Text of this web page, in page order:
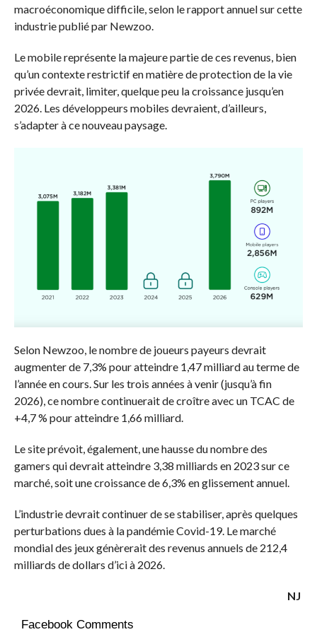
macroéconomique difficile, selon le rapport annuel sur cette
industrie publié par Newzoo.
Le mobile représente la majeure partie de ces revenus, bien
qu’un contexte restrictif en matière de protection de la vie
privée devrait, limiter, quelque peu la croissance jusqu’en
2026. Les développeurs mobiles devraient, d’ailleurs,
s’adapter à ce nouveau paysage.
Selon Newzoo, le nombre de joueurs payeurs devrait
augmenter de 7,3% pour atteindre 1,47 milliard au terme de
l’année en cours. Sur les trois années à venir (jusqu’à fin
2026), ce nombre continuerait de croître avec un TCAC de
+4,7 % pour atteindre 1,66 milliard.
Le site prévoit, également, une hausse du nombre des
gamers qui devrait atteindre 3,38 milliards en 2023 sur ce
marché, soit une croissance de 6,3% en glissement annuel.
L’industrie devrait continuer de se stabiliser, après quelques
perturbations dues à la pandémie Covid-19. Le marché
mondial des jeux génèrerait des revenus annuels de 212,4
milliards de dollars d’ici à 2026.
NJ
Facebook Comments